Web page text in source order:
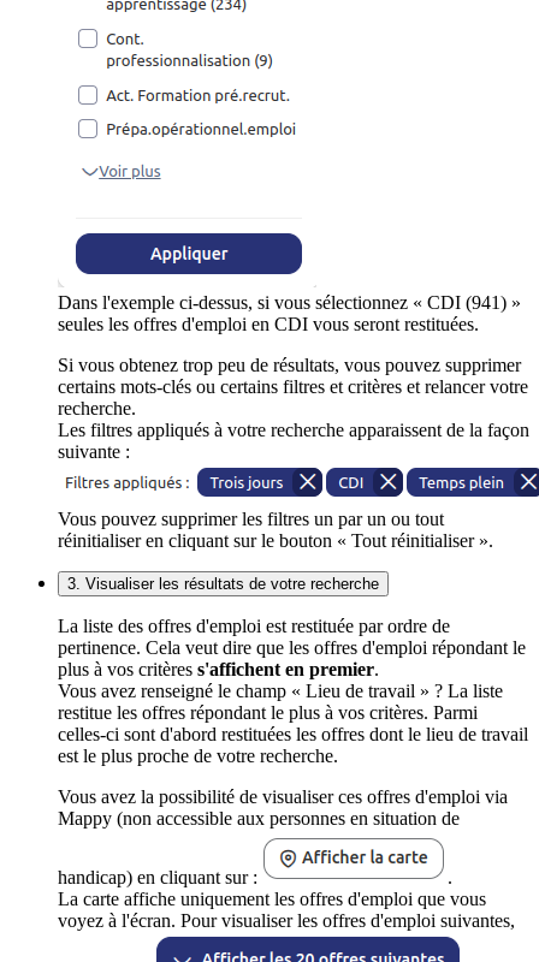
Dans l'exemple ci-dessus, si vous sélectionnez « CDI (941) »
seules les offres d'emploi en CDI vous seront restituées.
Si vous obtenez trop peu de résultats, vous pouvez supprimer
certains mots-clés ou certains filtres et critères et relancer votre
recherche.
Les filtres appliqués à votre recherche apparaissent de la façon
suivante :
Vous pouvez supprimer les filtres un par un ou tout
réinitialiser en cliquant sur le bouton « Tout réinitialiser ».
3. Visualiser les résultats de votre recherche
La liste des offres d'emploi est restituée par ordre de
pertinence. Cela veut dire que les offres d'emploi répondant le
plus à vos critères s'affichent en premier.
Vous avez renseigné le champ « Lieu de travail » ? La liste
restitue les offres répondant le plus à vos critères. Parmi
celles-ci sont d'abord restituées les offres dont le lieu de travail
est le plus proche de votre recherche.
Vous avez la possibilité de visualiser ces offres d'emploi via
Mappy (non accessible aux personnes en situation de
handicap) en cliquant sur :
.
La carte affiche uniquement les offres d'emploi que vous
voyez à l'écran. Pour visualiser les offres d'emploi suivantes,